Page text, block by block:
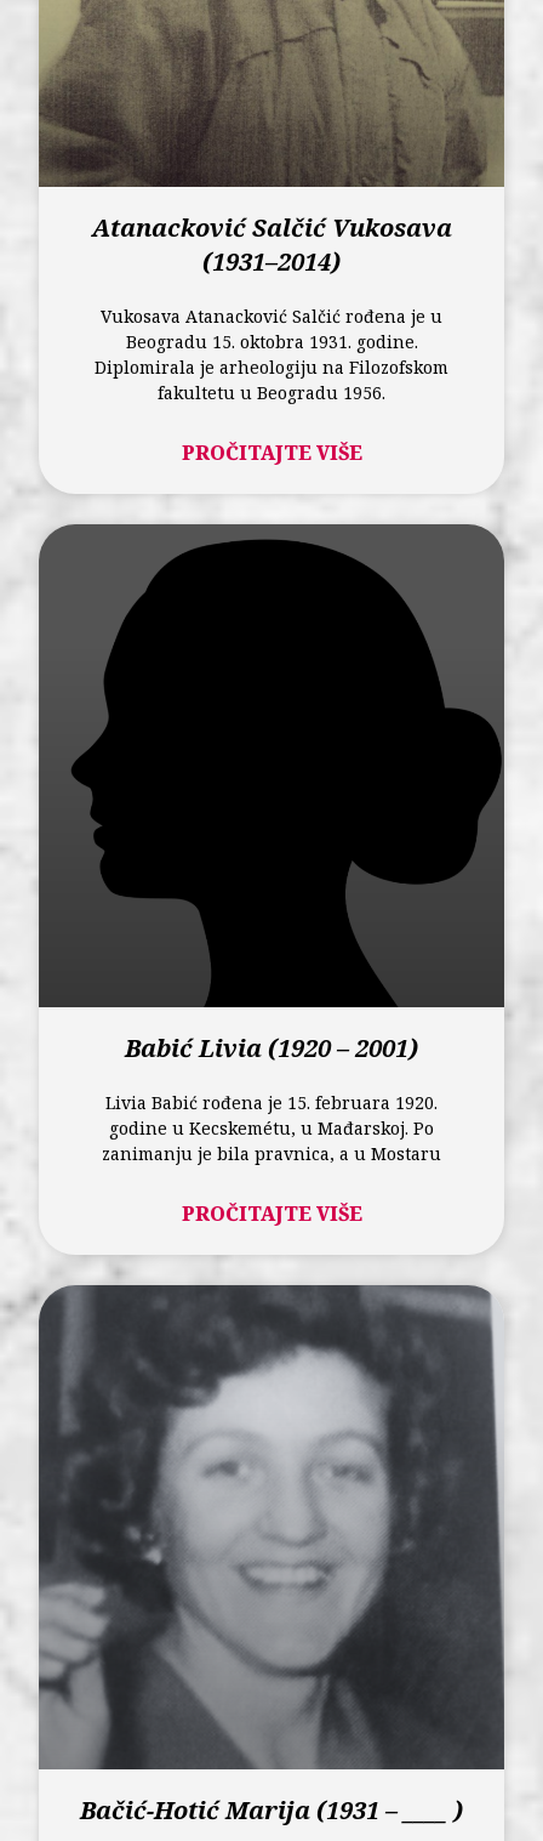
Atanacković Salčić Vukosava
(1931–2014)
Vukosava Atanacković Salčić rođena je u
Beogradu 15. oktobra 1931. godine.
Diplomirala je arheologiju na Filozofskom
fakultetu u Beogradu 1956.
PROČITAJTE VIŠE
Babić Livia (1920 – 2001)
Livia Babić rođena je 15. februara 1920.
godine u Kecskemétu, u Mađarskoj. Po
zanimanju je bila pravnica, a u Mostaru
PROČITAJTE VIŠE
Bačić-Hotić Marija (1931 – ____ )